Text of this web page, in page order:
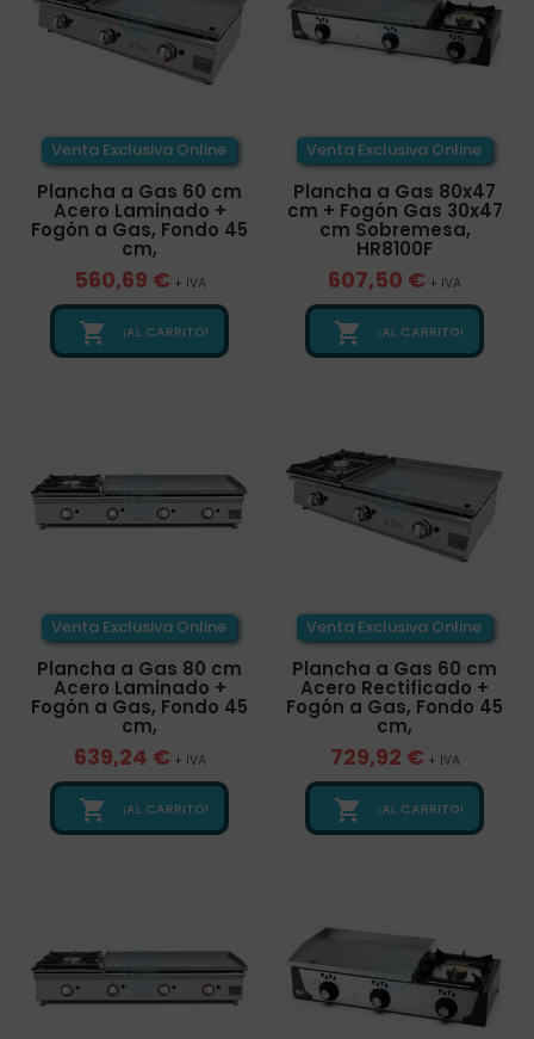
Venta Exclusiva Online
Plancha a Gas 60 cm
Acero Laminado +
Fogón a Gas, Fondo 45
cm,
560,69 € + IVA
 ¡AL CARRITO!
Venta Exclusiva Online
Plancha a Gas 80x47
cm + Fogón Gas 30x47
cm Sobremesa,
HR8100F
607,50 € + IVA
 ¡AL CARRITO!
Venta Exclusiva Online
Plancha a Gas 80 cm
Acero Laminado +
Fogón a Gas, Fondo 45
cm,
639,24 € + IVA
 ¡AL CARRITO!
Venta Exclusiva Online
Plancha a Gas 60 cm
Acero Rectificado +
Fogón a Gas, Fondo 45
cm,
729,92 € + IVA
 ¡AL CARRITO!